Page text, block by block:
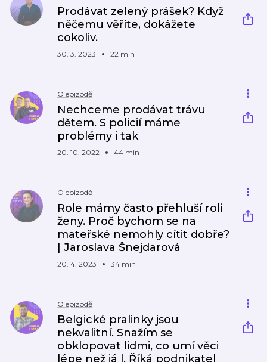
Prodávat zelený prášek? Když
něčemu věříte, dokážete
cokoliv.
30. 3. 2023 22 min
O epizodě
Nechceme prodávat trávu
dětem. S policií máme
problémy i tak
20. 10. 2022 44 min
O epizodě
Role mámy často přehluší roli
ženy. Proč bychom se na
mateřské nemohly cítit dobře?
| Jaroslava Šnejdarová
20. 4. 2023 34 min
O epizodě
Belgické pralinky jsou
nekvalitní. Snažím se
obklopovat lidmi, co umí věci
lépe než já l. Říká podnikatel